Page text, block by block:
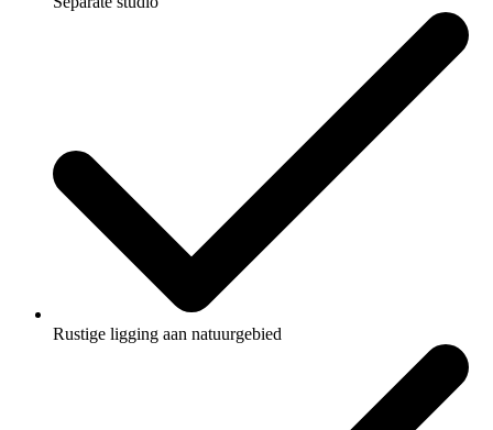
Rustige ligging aan natuurgebied